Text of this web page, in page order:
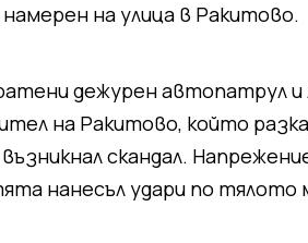
на улица в Ракитово.
дежурен автопатрул
на Ракитово, който
скандал.
нанесъл удари по